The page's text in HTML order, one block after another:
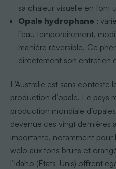
sa chaleur visuelle en font
Opale hydrophane :
l’eau temporairement,
manière réversible. Ce
directement son entretien
L’Australie est sans
production d’opale. Le pays
production mondiale
devenue ces vingt dernières
importante, notamment pour
welo aux tons bruns et
l’Idaho (États-Unis) offrent